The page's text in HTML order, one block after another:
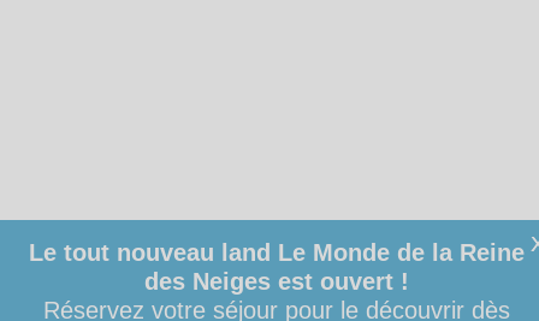
Le tout nouveau land Le Monde de la Reine
des Neiges est ouvert !
Réservez votre séjour pour le découvrir dès